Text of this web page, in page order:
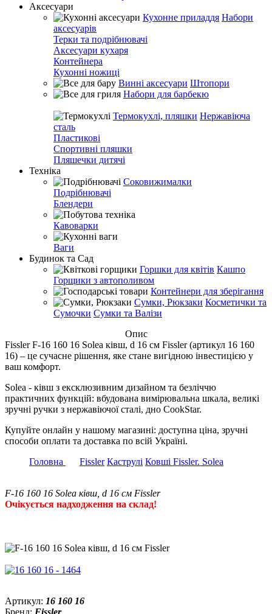
Аксесуари
Кухонне приладдя Набори
аксесуарів
Терки та подрібнювачі
Аксесуари кухаря
Контейнера
Кухонні ножиці
Винні аксесуари Штопори
Набори для барбекю
Термокухлі, пляшки Нержавіюча
сталь
Пластикові
Спортивні пляшки
Пляшечки дитячі
Техніка
Соковижималки
Подрібнювачі
Блендери
Кавоварки
Ваги
Будинок та Сад
Горшки для квітів Кашпо
Горщики з автополивом
Контейнери для зберігання
Сумки, Рюкзаки Косметички та
Сумочки Сумки та Валізи
Опис
Fissler F-16 160 16 Solea ківш, d 16 см Fissler (артикул 16 160
16) – це сучасне рішення, яке стане вигідною інвестицією у
ваш комфорт.
Solea - ківш з ексклюзивним дизайном та безліччю
практичних функцій: вбудована вимірювальна шкала, великі
зручні ручки з нержавіючої сталі, дно CookStar.
Купуйте онлайн у нашому магазині: доступна ціна, зручні
способи оплати та доставка по всій Україні.
Головна
Fissler Каструлі Ковші Fissler. Solea
F-16 160 16 Solea ківш, d 16 см Fissler
Очікується надходження на склад!
Артикул: 16 160 16
Бренд: Fissler